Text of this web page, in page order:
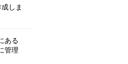
しま
ある
管理